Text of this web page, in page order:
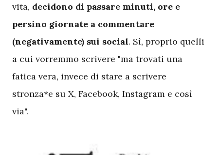
vita, decidono di passare minuti, ore e
persino giornate a commentare
(negativamente) sui social. Sì, proprio quelli
a cui vorremmo scrivere "ma trovati una
fatica vera, invece di stare a scrivere
stronza*e su X, Facebook, Instagram e così
via".